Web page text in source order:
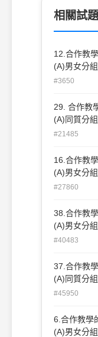
相關試題
12.合作教
(A)男女分
籤分組(E)亂
#3650
29. 合作教
(A)同質分
亂數分組。
#21485
16.合作教
(A)男女分
籤分組。
#27860
38.合作教
(A)男女分
籤分組。
#40483
37.合作教
(A)同質分
數分組
#45950
6.合作教學
(A)男女分